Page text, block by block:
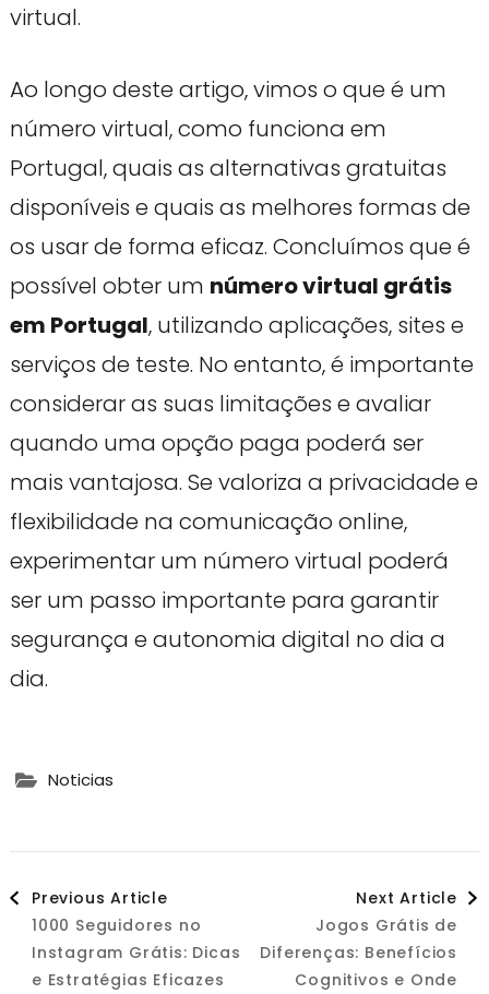
virtual.
Ao longo deste artigo, vimos o que é um
número virtual, como funciona em
Portugal, quais as alternativas gratuitas
disponíveis e quais as melhores formas de
os usar de forma eficaz. Concluímos que é
possível obter um número virtual grátis
em Portugal, utilizando aplicações, sites e
serviços de teste. No entanto, é importante
considerar as suas limitações e avaliar
quando uma opção paga poderá ser
mais vantajosa. Se valoriza a privacidade e
flexibilidade na comunicação online,
experimentar um número virtual poderá
ser um passo importante para garantir
segurança e autonomia digital no dia a
dia.
Noticias
Post
Navigation
Previous Article
1000 Seguidores no
Instagram Grátis: Dicas
e Estratégias Eficazes
Next Article
Jogos Grátis de
Diferenças: Benefícios
Cognitivos e Onde